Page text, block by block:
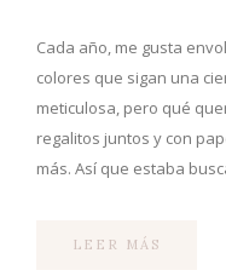
Cada año, me gusta
colores que sigan una
meticulosa, pero qué
regalitos juntos y con
más. Así que estaba
LEER MÁS